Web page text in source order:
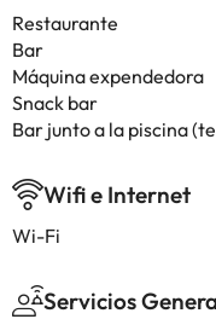
Restaurante
Bar
Máquina expendedora
Snack bar
Bar junto a la piscina
Wifi e Internet
Wi-Fi
Servicios